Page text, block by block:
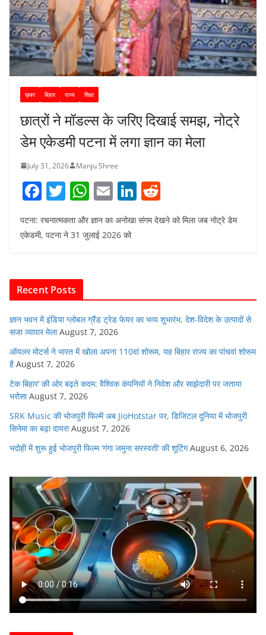
ख़बर बिहार राज्य शिक्षा
छात्रों ने मॉडल्स के जरिए दिखाई समझ, नोट्रे
डेम एकेडमी पटना में लगा ज्ञान का मेला
July 31, 2026 Manju Shree
F
c
o
o
k
T
itt
W
at
p
E
m
ai
Li
n
k
e
d
पटना: रचनात्मकता और ज्ञान का अनोखा संगम देखने को मिला जब नोट्रे डेम
एकेडमी, पटना ने 31 जुलाई 2026 को
Recent Posts
ज्ञान भवन में इंडिया ग्लोबल ग्रैंड ट्रेड फेयर का भव्य शुभारंभ, देश-विदेश के उत्पादों से
सजा व्यापार मेला August 7, 2026
ऑयलर मोटर्स ने भारत में खोला अपना 110वां शोरूम, यह बिहार राज्य का पांचवां शोरूम
है August 7, 2026
टेक बिहार’ की ओर बढ़ते कदम: वैश्विक कंपनियों ने निवेश और साझेदारी पर जताया
भरोसा August 7, 2026
SRK Music की भोजपुरी फिल्में अब JioHotstar पर, डिजिटल दुनिया में भोजपुरी
सिनेमा का बढ़ा दायरा August 7, 2026
भदोही में शुरू हुई भोजपुरी फिल्म ‘गंगा जमुना सरस्वती’ की शूटिंग August 6, 2026